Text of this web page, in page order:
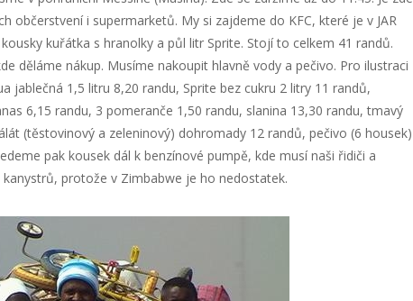
občerstvení i supermarketů. My si zajdeme do KFC, které je v JAR
kuřátka s hranolky a půl litr Sprite. Stojí to celkem 41 randů.
děláme nákup. Musíme nakoupit hlavně vody a pečivo. Pro ilustraci
jablečná 1,5 litru 8,20 randu, Sprite bez cukru 2 litry 11 randů,
6,15 randu, 3 pomeranče 1,50 randu, slanina 13,30 randu, tmavý
(těstovinový a zeleninový) dohromady 12 randů, pečivo (6 housek)
pak kousek dál k benzínové pumpě, kde musí naši řidiči a
protože v Zimbabwe je ho nedostatek.